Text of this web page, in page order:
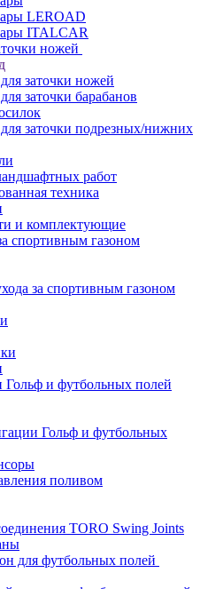
LEROAD
ITALCAR
ножей
заточки ножей
заточки барабанов
заточки подрезных/нижних
работ
техника
и комплектующие
спортивным газоном
за спортивным газоном
Гольф и футбольных полей
Гольф и футбольных
поливом
TORO Swing Joints
для футбольных полей